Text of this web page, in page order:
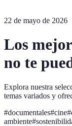
22 de mayo de 2026
Los
no te
Explora nuestra
temas variados y
#documentales#cine#
ambiente#